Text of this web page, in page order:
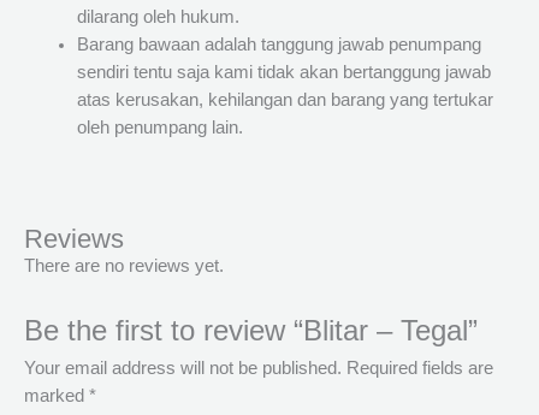
dilarang oleh hukum.
Barang bawaan adalah tanggung jawab penumpang
sendiri tentu saja kami tidak akan bertanggung jawab
atas kerusakan, kehilangan dan barang yang tertukar
oleh penumpang lain.
Reviews
There are no reviews yet.
Be the first to review “Blitar – Tegal”
Your email address will not be published. Required fields are
marked *